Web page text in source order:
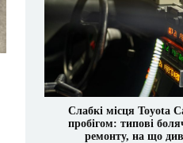
Слабкі місця Toyota
пробігом: типові
ремонту, на що